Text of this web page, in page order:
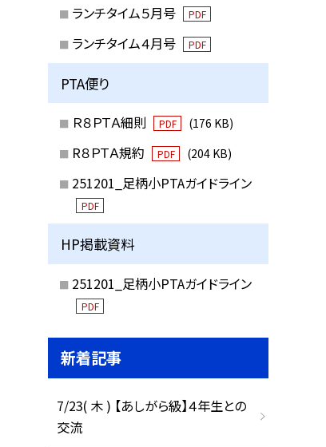
ランチタイム５月号 PDF
ランチタイム４月号 PDF
PTA便り
Ｒ８ＰＴＡ細則 PDF (176 KB)
R８ＰＴＡ規約 PDF (204 KB)
251201_足柄小PTAガイドライン
PDF
HP掲載資料
251201_足柄小PTAガイドライン
PDF
新着記事
7/23( 木 ) 【あしがら級】４年生との
交流